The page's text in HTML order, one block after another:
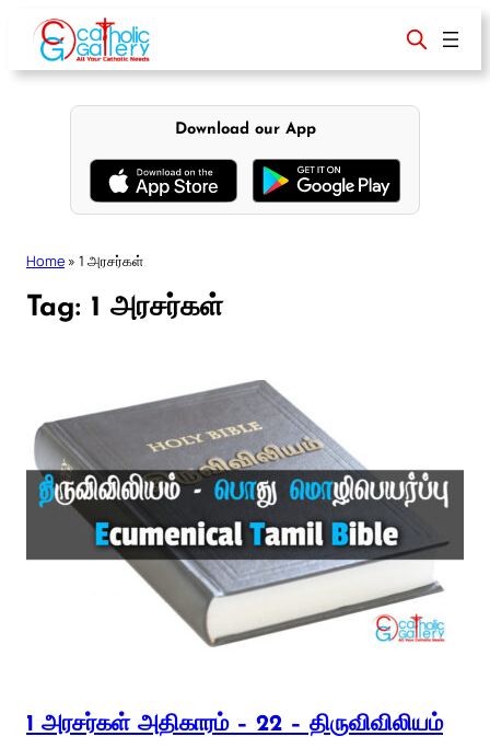
content
Download our App
Home » 1 அரசர்கள்
Tag: 1 அரசர்கள்
1 அரசர்கள் அதிகாரம் – 22 – திருவிவிலியம்